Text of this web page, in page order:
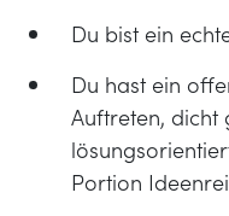
Du bist ein
Du hast ein
Auftreten,
Portion